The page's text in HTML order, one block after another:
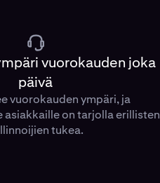
vuorokauden joka
päivä
vuorokauden ympäri, ja
on tarjolla erillisten
tukea.